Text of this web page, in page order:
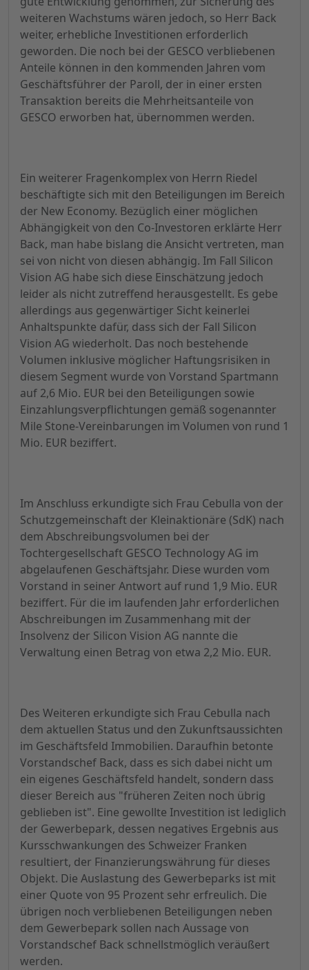
weiteren Wachstums wären jedoch, so Herr Back
weiter, erhebliche Investitionen erforderlich
geworden. Die noch bei der GESCO verbliebenen
Anteile können in den kommenden Jahren vom
Geschäftsführer der Paroll, der in einer ersten
Transaktion bereits die Mehrheitsanteile von
GESCO erworben hat, übernommen werden.
Ein weiterer Fragenkomplex von Herrn Riedel
beschäftigte sich mit den Beteiligungen im Bereich
der New Economy. Bezüglich einer möglichen
Abhängigkeit von den Co-Investoren erklärte Herr
Back, man habe bislang die Ansicht vertreten, man
sei von nicht von diesen abhängig. Im Fall Silicon
Vision AG habe sich diese Einschätzung jedoch
leider als nicht zutreffend herausgestellt. Es gebe
allerdings aus gegenwärtiger Sicht keinerlei
Anhaltspunkte dafür, dass sich der Fall Silicon
Vision AG wiederholt. Das noch bestehende
Volumen inklusive möglicher Haftungsrisiken in
diesem Segment wurde von Vorstand Spartmann
auf 2,6 Mio. EUR bei den Beteiligungen sowie
Einzahlungsverpflichtungen gemäß sogenannter
Mile Stone-Vereinbarungen im Volumen von rund 1
Mio. EUR beziffert.
Im Anschluss erkundigte sich Frau Cebulla von der
Schutzgemeinschaft der Kleinaktionäre (SdK) nach
dem Abschreibungsvolumen bei der
Tochtergesellschaft GESCO Technology AG im
abgelaufenen Geschäftsjahr. Diese wurden vom
Vorstand in seiner Antwort auf rund 1,9 Mio. EUR
beziffert. Für die im laufenden Jahr erforderlichen
Abschreibungen im Zusammenhang mit der
Insolvenz der Silicon Vision AG nannte die
Verwaltung einen Betrag von etwa 2,2 Mio. EUR.
Des Weiteren erkundigte sich Frau Cebulla nach
dem aktuellen Status und den Zukunftsaussichten
im Geschäftsfeld Immobilien. Daraufhin betonte
Vorstandschef Back, dass es sich dabei nicht um
ein eigenes Geschäftsfeld handelt, sondern dass
dieser Bereich aus "früheren Zeiten noch übrig
geblieben ist". Eine gewollte Investition ist lediglich
der Gewerbepark, dessen negatives Ergebnis aus
Kursschwankungen des Schweizer Franken
resultiert, der Finanzierungswährung für dieses
Objekt. Die Auslastung des Gewerbeparks ist mit
einer Quote von 95 Prozent sehr erfreulich. Die
übrigen noch verbliebenen Beteiligungen neben
dem Gewerbepark sollen nach Aussage von
Vorstandschef Back schnellstmöglich veräußert
werden.